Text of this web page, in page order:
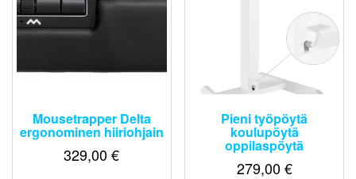
Mousetrapper Delta
ergonominen hiiriohjain
329,00€
Pieni työpöytä
koulupöytä
oppilaspöytä
279,00€